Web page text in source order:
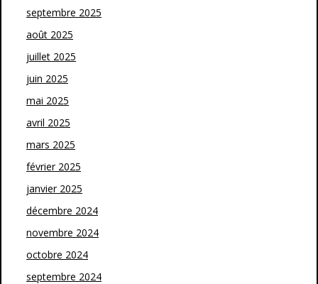
septembre 2025
août 2025
juillet 2025
juin 2025
mai 2025
avril 2025
mars 2025
février 2025
janvier 2025
décembre 2024
novembre 2024
octobre 2024
septembre 2024